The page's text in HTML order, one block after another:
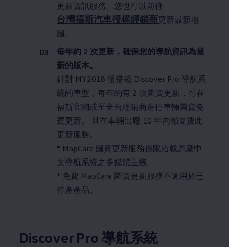
更新資訊服務。您也可以前往
台灣福斯汽車授權經銷商更新最新地
圖。
每年約 2 次更新，確保您的導航資訊為最
新的版本。
針對 MY2018 後搭載 Discover Pro 導航系
統的車型，每年約有 2 次圖資更新，可在
福斯官網或至全台經銷商進行車輛圖資免
費更新。 且在車輛出廠 10 年內都支援此
更新服務。
* MapCare 圖資更新服務僅限搭載原廠中
文導航系統之多媒體主機。
* 免費 MapCare 圖資更新服務不適用於已
停產產品。
Discover Pro 導航系統